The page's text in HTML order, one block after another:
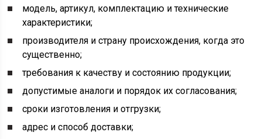
модель, артикул, комплектацию и технические
характеристики;
производителя и страну происхождения, когда это
существенно;
требования к качеству и состоянию продукции;
допустимые аналоги и порядок их согласования;
сроки изготовления и отгрузки;
адрес и способ доставки;